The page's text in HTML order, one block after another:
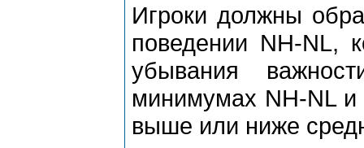
Игроки должны
поведении NH-NL,
убывания
минимумах NH-NL
выше или ниже